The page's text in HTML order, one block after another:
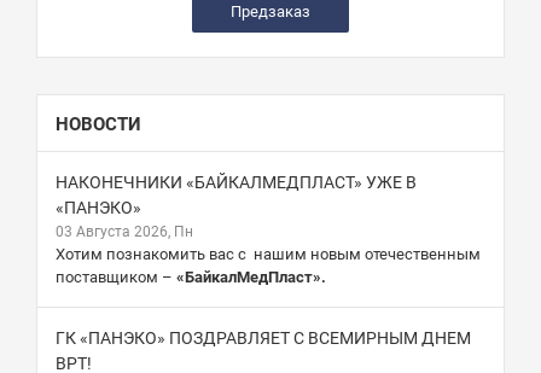
Предзаказ
НОВОСТИ
НАКОНЕЧНИКИ «БАЙКАЛМЕДПЛАСТ» УЖЕ В
«ПАНЭКО»
03 Августа 2026, Пн
Хотим познакомить вас с нашим новым отечественным
поставщиком – «БайкалМедПласт».
ГК «ПАНЭКО» ПОЗДРАВЛЯЕТ С ВСЕМИРНЫМ ДНЕМ
ВРТ!